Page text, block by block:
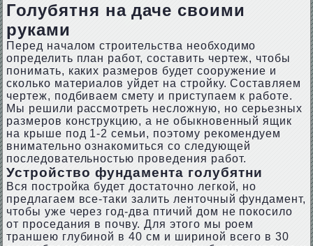
Голубятня на даче своими
руками
Перед началом строительства необходимо
определить план работ, составить чертеж, чтобы
понимать, каких размеров будет сооружение и
сколько материалов уйдет на стройку. Составляем
чертеж, подбиваем смету и приступаем к работе.
Мы решили рассмотреть несложную, но серьезных
размеров конструкцию, а не обыкновенный ящик
на крыше под 1-2 семьи, поэтому рекомендуем
внимательно ознакомиться со следующей
последовательностью проведения работ.
Устройство фундамента голубятни
Вся постройка будет достаточно легкой, но
предлагаем все-таки залить ленточный фундамент,
чтобы уже через год-два птичий дом не покосило
от проседания в почву. Для этого мы роем
траншею глубиной в 40 см и шириной всего в 30